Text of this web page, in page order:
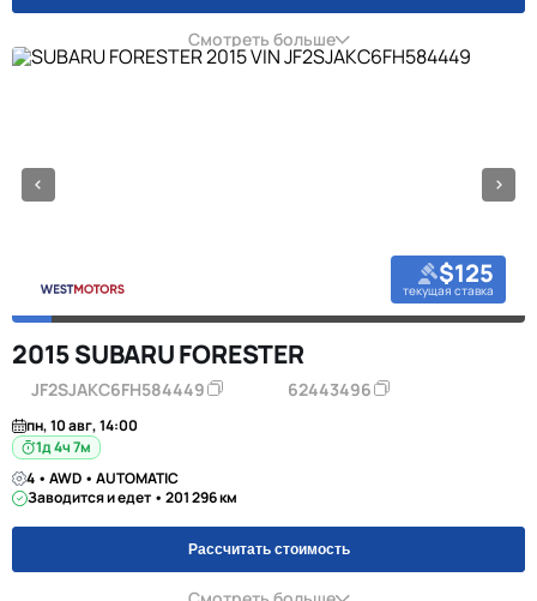
Смотреть больше
$125
текущая ставка
2015 SUBARU FORESTER
JF2SJAKC6FH584449 62443496
пн, 10 авг, 14:00
1д 4ч 7м
4 • AWD • AUTOMATIC
Заводится и едет • 201 296 км
Рассчитать стоимость